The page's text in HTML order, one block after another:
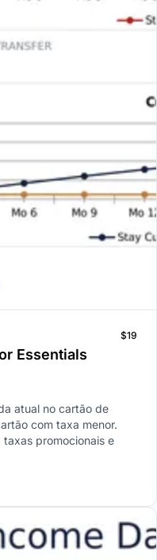
Essentials
$19
atual no cartão de
com taxa menor.
promocionais e